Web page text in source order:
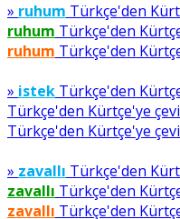
» ruhum Türkçe'den
ruhum Türkçe'den
ruhum Türkçe'den
» istek Türkçe'den
Türkçe'den Kürtçe'ye
Türkçe'den Kürtçe'ye
» zavallı Türkçe'den
zavallı Türkçe'den
zavallı Türkçe'den